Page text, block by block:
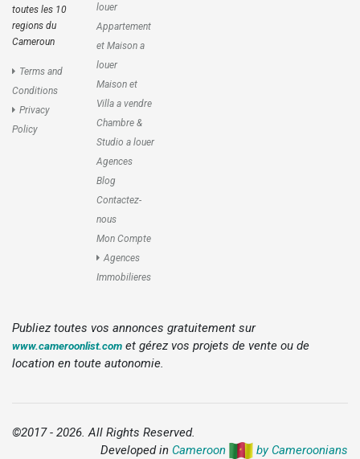
toutes les 10
regions du
Cameroun
Terms and
Conditions
Privacy
Policy
louer
Appartement
et Maison a
louer
Maison et
Villa a vendre
Chambre &
Studio a louer
Agences
Blog
Contactez-
nous
Mon Compte
Agences
Immobilieres
Publiez toutes vos annonces gratuitement sur
www.cameroonlist.com et gérez vos projets de vente ou de
location en toute autonomie.
©2017 - 2026. All Rights Reserved.
Developed in Cameroon by Cameroonians